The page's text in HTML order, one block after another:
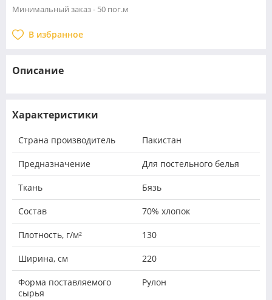
Минимальный заказ - 50 пог.м
В избранное
Описание
Характеристики
Страна производитель Пакистан
Предназначение Для постельного белья
Ткань Бязь
Состав 70% хлопок
Плотность, г/м² 130
Ширина, см 220
Форма поставляемого
сырья
Рулон